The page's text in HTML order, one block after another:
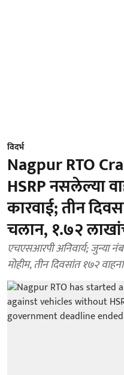
विदर्भ
Nagpur RTO
HSRP नसलेल्या
कारवाई; तीन
चलान, १.७२
एचएसआरपी अनिवार्य; जुन्या
मोहीम, तीन दिवसांत १७२